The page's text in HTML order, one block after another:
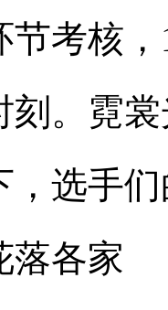
考核
刻。霓
，选手
各家